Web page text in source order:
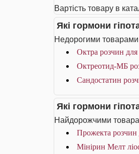
Вартість товару в
Які гормони
Недорогими товарами
Октра розчин
Октреотид-МБ
Сандостатин
Які гормони
Найдорожчими
Прожекта
Мінірин Мелт